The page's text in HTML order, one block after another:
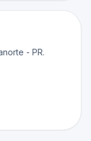
- PR.